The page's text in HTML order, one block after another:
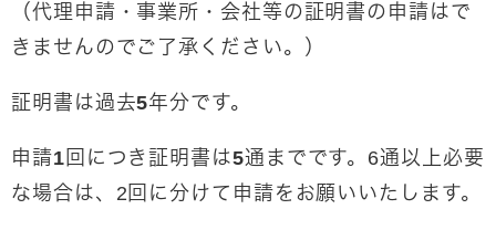
（代理申請・事業所・会社等の証明書の申請はで
きませんのでご了承ください。）
証明書は過去5年分です。
申請1回につき証明書は5通までです。6通以上必要
な場合は、2回に分けて申請をお願いいたします。